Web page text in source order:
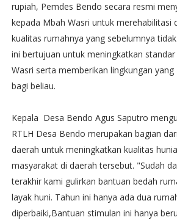
rupiah, Pemdes Bendo secara resmi
kepada Mbah Wasri untuk merehabilitasi
kualitas rumahnya yang sebelumnya
ini bertujuan untuk meningkatkan
Wasri serta memberikan lingkungan
bagi beliau.
Kepala Desa Bendo Agus Saputro
RTLH Desa Bendo merupakan bagian
daerah untuk meningkatkan kualitas
masyarakat di daerah tersebut. "Sudah
terakhir kami gulirkan bantuan bedah
layak huni. Tahun ini hanya ada dua
diperbaiki,Bantuan stimulan ini hanya